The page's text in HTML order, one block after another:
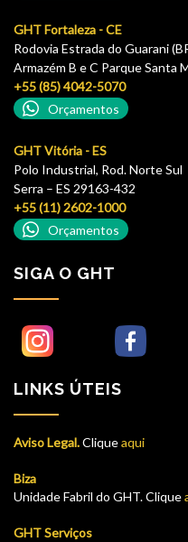
GHT Fortaleza - CE
Rodovia Estrada do Guarani
Armazém B e C Parque Santa
+55 (85) 4042-5070
Orçamentos
GHT Vitória - ES
Polo Industrial, Rod. Norte Sul
Serra – ES 29163-432
+55 (11) 2602-1000
Orçamentos
SIGA O GHT
LINKS ÚTEIS
Aviso Legal.Cliqueaqui
Biza
Unidade Fabril do GHT. Clique
GHT Serviços